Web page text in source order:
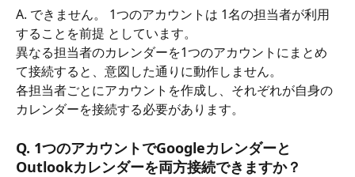
A. できません。 1つのアカウントは 1名の担当者が利用
することを前提 としています。
異なる担当者のカレンダーを1つのアカウントにまとめ
て接続すると、意図した通りに動作しません。
各担当者ごとにアカウントを作成し、それぞれが自身の
カレンダーを接続する必要があります。
Q. 1つのアカウントでGoogleカレンダーと
Outlookカレンダーを両方接続できますか？